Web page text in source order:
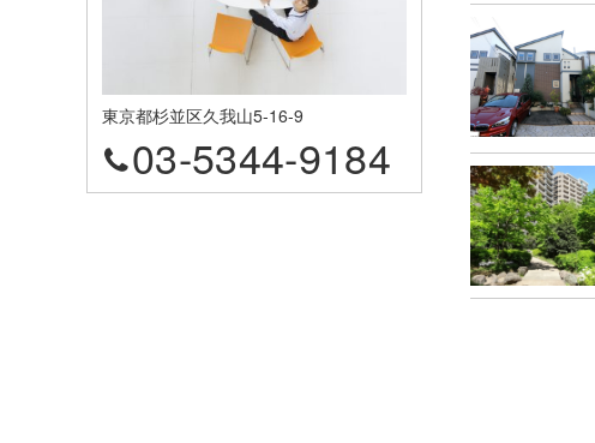
東京都杉並区久我山5-16-9
03-5344-9184